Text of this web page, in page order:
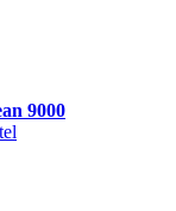
9000